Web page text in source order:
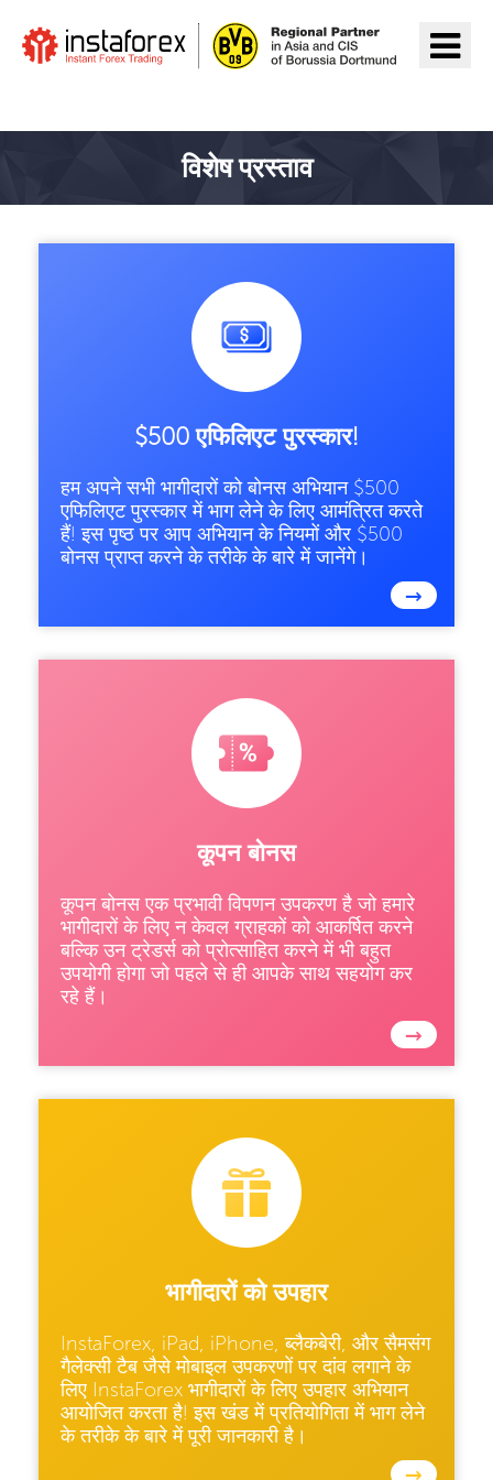
विशेष प्रस्ताव
$500 एफिलिएट पुरस्कार!
हम अपने सभी भागीदारों को बोनस अभियान $500
एफिलिएट पुरस्कार में भाग लेने के लिए आमंत्रित करते
हैं! इस पृष्ठ पर आप अभियान के नियमों और $500
बोनस प्राप्त करने के तरीके के बारे में जानेंगे।
→
कूपन बोनस
कूपन बोनस एक प्रभावी विपणन उपकरण है जो हमारे
भागीदारों के लिए न केवल ग्राहकों को आकर्षित करने
बल्कि उन ट्रेडर्स को प्रोत्साहित करने में भी बहुत
उपयोगी होगा जो पहले से ही आपके साथ सहयोग कर
रहे हैं।
→
भागीदारों को उपहार
InstaForex, iPad, iPhone, ब्लैकबेरी, और सैमसंग
गैलेक्सी टैब जैसे मोबाइल उपकरणों पर दांव लगाने के
लिए InstaForex भागीदारों के लिए उपहार अभियान
आयोजित करता है! इस खंड में प्रतियोगिता में भाग लेने
के तरीके के बारे में पूरी जानकारी है।
→